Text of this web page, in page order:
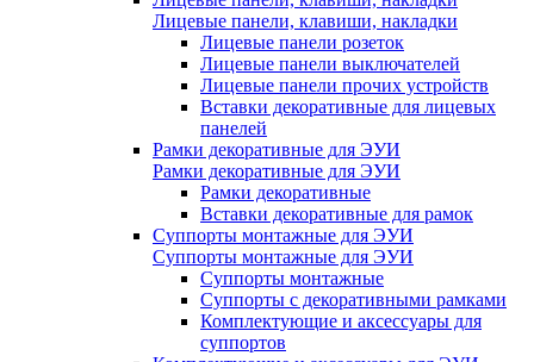
Лицевые панели, клавиши, накладки
Лицевые панели розеток
Лицевые панели выключателей
Лицевые панели прочих устройств
Вставки декоративные для лицевых
панелей
Рамки декоративные для ЭУИ
Рамки декоративные для ЭУИ
Рамки декоративные
Вставки декоративные для рамок
Суппорты монтажные для ЭУИ
Суппорты монтажные для ЭУИ
Суппорты монтажные
Суппорты с декоративными рамками
Комплектующие и аксессуары для
суппортов